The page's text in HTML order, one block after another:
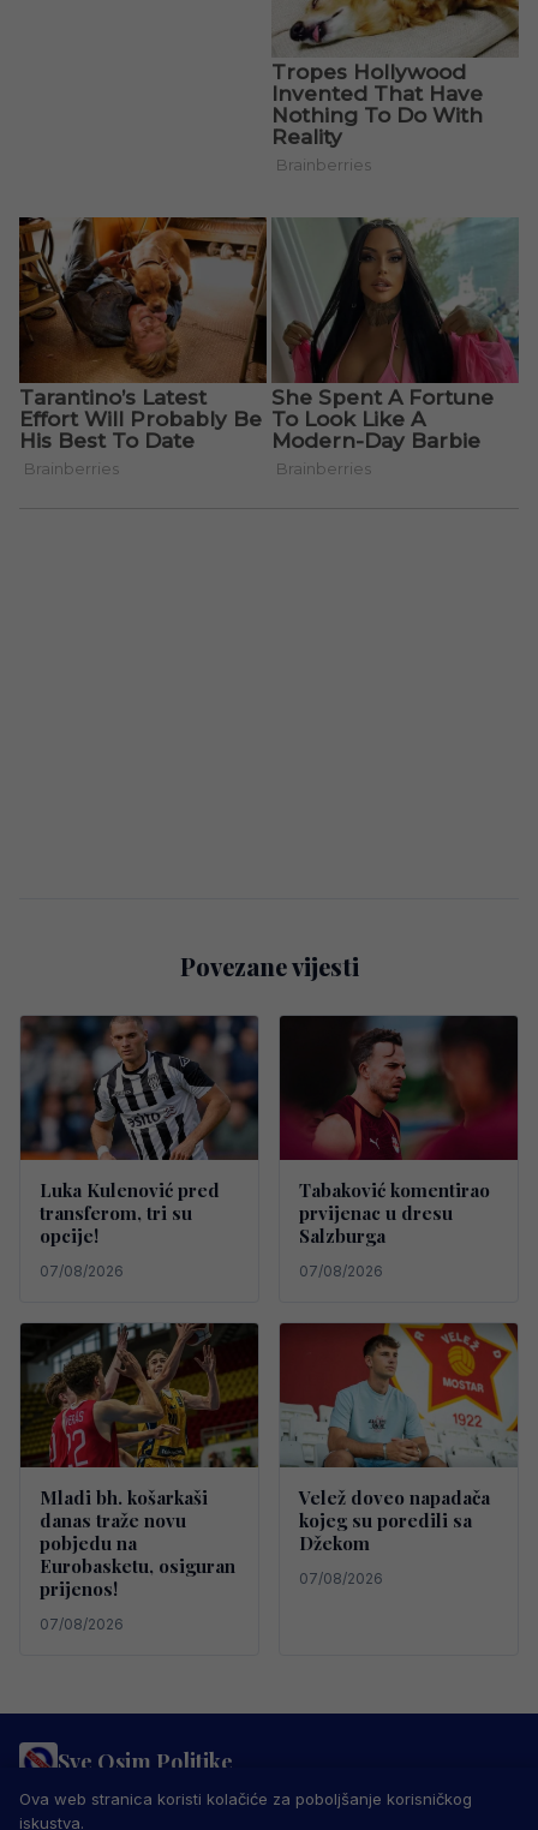
Povezane vijesti
Luka Kulenović pred
transferom, tri su
opcije!
07/08/2026
Tabaković komentirao
prvijenac u dresu
Salzburga
07/08/2026
Mladi bh. košarkaši
danas traže novu
pobjedu na
Eurobasketu, osiguran
prijenos!
07/08/2026
Velež doveo napadača
kojeg su poredili sa
Džekom
07/08/2026
Sve Osim Politike
PRAVILA PRIVATNOSTI MARKETING
USLOVI KORIŠTENJA
IMPRESSUM
Ova web stranica koristi kolačiće za poboljšanje korisničkog
iskustva.